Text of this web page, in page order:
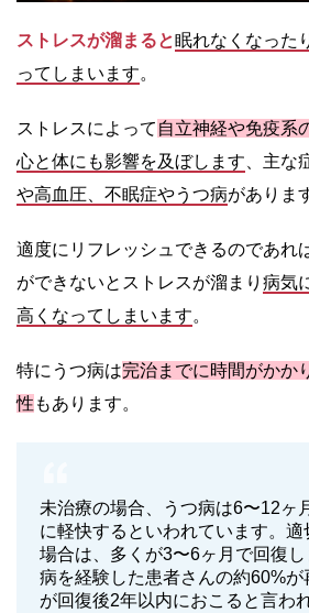
ストレスが溜まると眠れなくなった
ってしまいます。
ストレスによって 自立神経や免疫系
心と体にも影響を及ぼします、主な
や高血圧、不眠症やうつ病がありま
適度にリフレッシュできるのであれ
ができないとストレスが溜まり 病気
高くなってしまいます。
特にうつ病は完治までに時間がかか
性 もあります。
未治療の場合、うつ病は6〜12ヶ
に軽快するといわれています。適
場合は、多くが3〜6ヶ月で回復
病を経験した患者さんの約60%が
が回復後2年以内におこると言わ